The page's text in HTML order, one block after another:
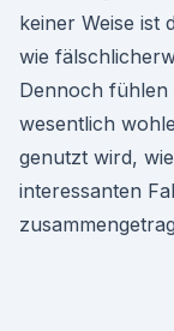
keiner Weise ist
wie
Dennoch fühlen
wesentlich
genutzt wird,
interessanten